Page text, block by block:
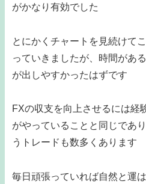
がかなり有効でした
とにかくチャートを見続けて
っていきましたが、時間があ
が出しやすかったはずです
FXの収支を向上させるには経
がやっていることと同じであ
うトレードも数多くあります
毎日頑張っていれば自然と運